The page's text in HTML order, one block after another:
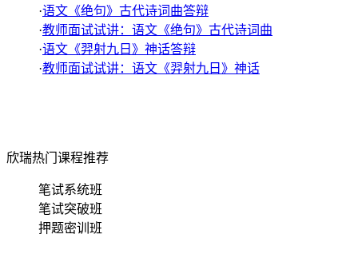
·语文《绝句》古代诗词曲答辩
·教师面试试讲：语文《绝句》古代诗词曲
·语文《羿射九日》神话答辩
·教师面试试讲：语文《羿射九日》神话
欣瑞热门课程推荐
笔试系统班
笔试突破班
押题密训班